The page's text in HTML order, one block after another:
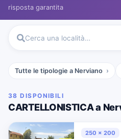
risposta garantita
Cerca una località…
Tutte le tipologie a Nerviano
38 DISPONIBILI
CARTELLONISTICA a
250 x 200